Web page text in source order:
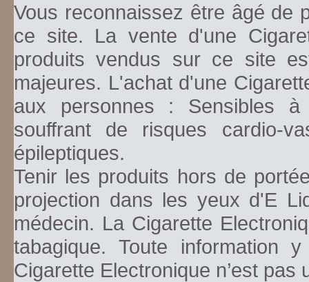
Vous reconnaissez être âgé de
ce site. La vente d'une
produits vendus sur ce site
majeures. L'achat d'une
aux personnes : Sensibles
souffrant de risques cardio-
épileptiques.
Tenir les produits hors de
projection dans les yeux d'E
médecin. La Cigarette
tabagique. Toute information
Cigarette Electronique n’est pas